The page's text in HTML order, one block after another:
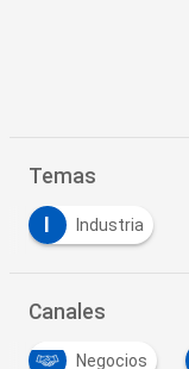
Temas
Industria
Canales
Negocios